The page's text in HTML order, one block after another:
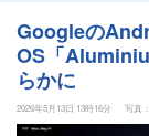
Googleの
OS「
らかに
2026年5月13日 13時16分 写真